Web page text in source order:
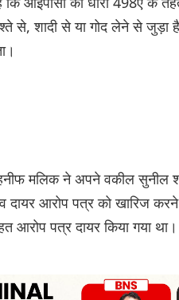
से, शादी से या गोद लेने से जुड़ा
मलिक ने अपने वकील सुनील
दायर आरोप पत्र को खारिज
आरोप पत्र दायर किया गया